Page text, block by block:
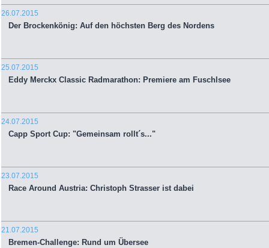
26.07.2015
Der Brockenkönig: Auf den höchsten Berg des Nordens
25.07.2015
Eddy Merckx Classic Radmarathon: Premiere am Fuschlsee
24.07.2015
Capp Sport Cup: "Gemeinsam rollt´s..."
23.07.2015
Race Around Austria: Christoph Strasser ist dabei
21.07.2015
Bremen-Challenge: Rund um Übersee